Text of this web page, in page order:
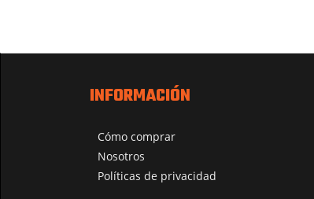
INFORMACIÓN
Cómo comprar
Nosotros
Políticas de privacidad